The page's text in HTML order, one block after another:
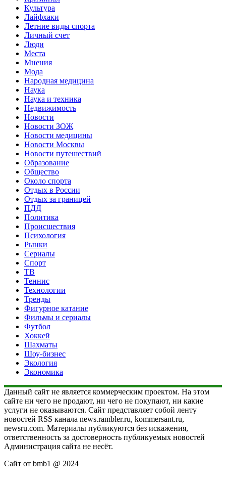
Культура
Лайфхаки
Летние виды спорта
Личный счет
Люди
Места
Мнения
Мода
Народная медицина
Наука
Наука и техника
Недвижимость
Новости
Новости ЗОЖ
Новости медицины
Новости Москвы
Новости путешествий
Образование
Общество
Около спорта
Отдых в России
Отдых за границей
ПДД
Политика
Происшествия
Психология
Рынки
Сериалы
Спорт
ТВ
Теннис
Технологии
Тренды
Фигурное катание
Фильмы и сериалы
Футбол
Хоккей
Шахматы
Шоу-бизнес
Экология
Экономика
Данный сайт не является коммерческим проектом. На этом
сайте ни чего не продают, ни чего не покупают, ни какие
услуги не оказываются. Сайт представляет собой ленту
новостей RSS канала news.rambler.ru, kommersant.ru,
newsru.com. Материалы публикуются без искажения,
ответственность за достоверность публикуемых новостей
Администрация сайта не несёт.
Сайт от bmb1 @ 2024